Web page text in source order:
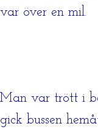
var över en mil.
Man var trött i
gick bussen